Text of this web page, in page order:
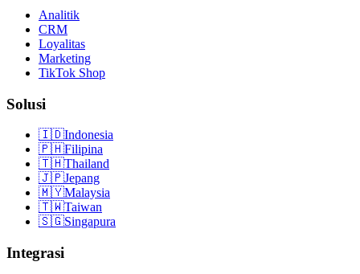
Analitik
CRM
Loyalitas
Marketing
TikTok Shop
Solusi
🇮🇩Indonesia
🇵🇭Filipina
🇹🇭Thailand
🇯🇵Jepang
🇲🇾Malaysia
🇹🇼Taiwan
🇸🇬Singapura
Integrasi